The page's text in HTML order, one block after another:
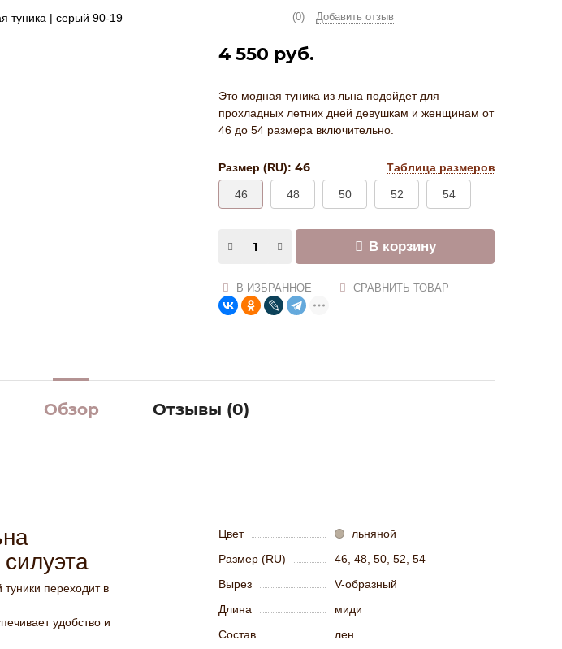
(0) Добавить отзыв
4 550 руб.
Это модная туника из льна подойдет для
прохладных летних дней девушкам и женщинам от
46 до 54 размера включительно.
Размер (RU): Таблица размеров
46
46 48 50 52 54
В корзину
В ИЗБРАННОЕ СРАВНИТЬ ТОВАР
Обзор Отзывы (0)
переходит в
удобство и
Цвет
льняной
Размер (RU)
46, 48, 50, 52, 54
Вырез
V-образный
Длина
миди
Состав
лен